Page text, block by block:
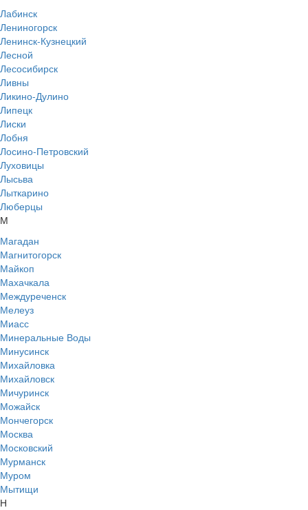
Лабинск
Лениногорск
Ленинск-Кузнецкий
Лесной
Лесосибирск
Ливны
Ликино-Дулино
Липецк
Лиски
Лобня
Лосино-Петровский
Луховицы
Лысьва
Лыткарино
Люберцы
М
Магадан
Магнитогорск
Майкоп
Махачкала
Междуреченск
Мелеуз
Миасс
Минеральные Воды
Минусинск
Михайловка
Михайловск
Мичуринск
Можайск
Мончегорск
Москва
Московский
Мурманск
Муром
Мытищи
Н